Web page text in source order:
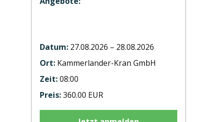
27.08.2026 – 28.08.2026
Kammerlander-Kran GmbH
08:00
360.00 EUR